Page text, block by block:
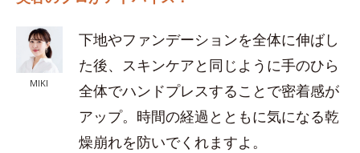
MIKI
下地やファンデーションを全体に伸ばし
た後、スキンケアと同じように手のひら
全体でハンドプレスすることで密着感が
アップ。時間の経過とともに気になる乾
燥崩れを防いでくれますよ。